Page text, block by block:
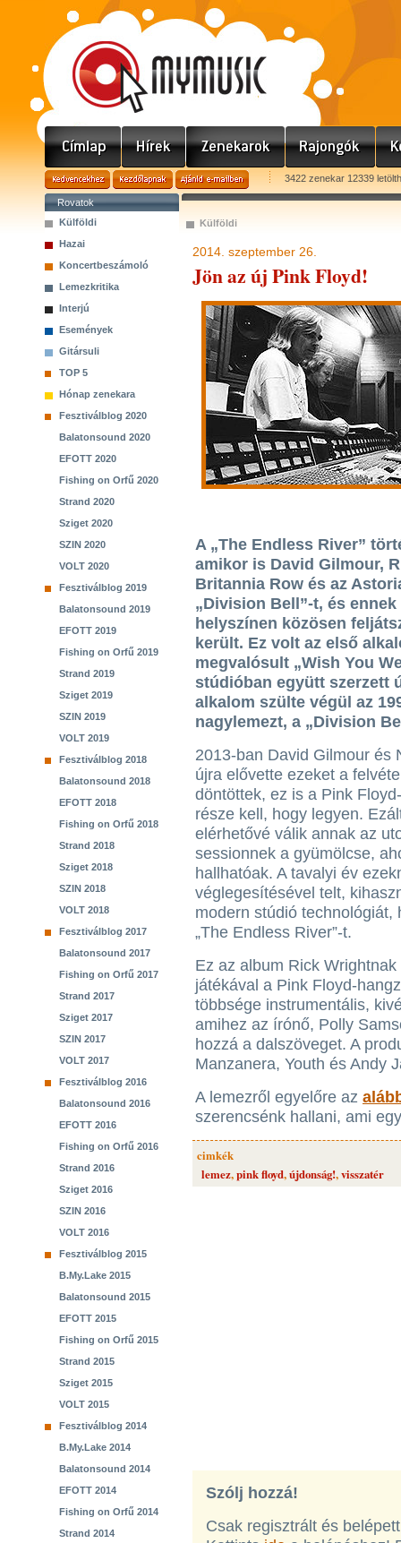
3422 zenekar 12339
Rovatok
Külföldi
Hazai
Koncertbeszámoló
Lemezkritika
Interjú
Események
Gitársuli
TOP 5
Hónap zenekara
Fesztiválblog 2020
Balatonsound 2020
EFOTT 2020
Fishing on Orfű 2020
Strand 2020
Sziget 2020
SZIN 2020
VOLT 2020
Fesztiválblog 2019
Balatonsound 2019
EFOTT 2019
Fishing on Orfű 2019
Strand 2019
Sziget 2019
SZIN 2019
VOLT 2019
Fesztiválblog 2018
Balatonsound 2018
EFOTT 2018
Fishing on Orfű 2018
Strand 2018
Sziget 2018
SZIN 2018
VOLT 2018
Fesztiválblog 2017
Balatonsound 2017
Fishing on Orfű 2017
Strand 2017
Sziget 2017
SZIN 2017
VOLT 2017
Fesztiválblog 2016
Balatonsound 2016
EFOTT 2016
Fishing on Orfű 2016
Strand 2016
Sziget 2016
SZIN 2016
VOLT 2016
Fesztiválblog 2015
B.My.Lake 2015
Balatonsound 2015
EFOTT 2015
Fishing on Orfű 2015
Strand 2015
Sziget 2015
VOLT 2015
Fesztiválblog 2014
B.My.Lake 2014
Balatonsound 2014
EFOTT 2014
Fishing on Orfű 2014
Strand 2014
Külföldi
2014. szeptember 26.
Jön az új Pink Floyd!
A „The Endless River”
amikor is David Gilmour,
Britannia Row és az
„Division Bell”-t, és
helyszínen közösen
került. Ez volt az első
megvalósult „Wish You
stúdióban együtt szerzett
alkalom szülte végül az
nagylemezt, a „Division
2013-ban David Gilmour és
újra elővette ezeket a
döntöttek, ez is a Pink
része kell, hogy legyen.
elérhetővé válik annak az
sessionnek a gyümölcse,
hallhatóak. A tavalyi év
véglegesítésével telt,
modern stúdió
„The Endless River”-t.
Ez az album Rick
játékával a Pink Floyd-
többsége instrumentális,
amihez az írónő, Polly
hozzá a dalszöveget. A
Manzanera, Youth és Andy
A lemezről egyelőre az
szerencsénk hallani, ami
cimkék
lemez,pink floyd,újdonság!,visszatér
Szólj hozzá!
Csak regisztrált és